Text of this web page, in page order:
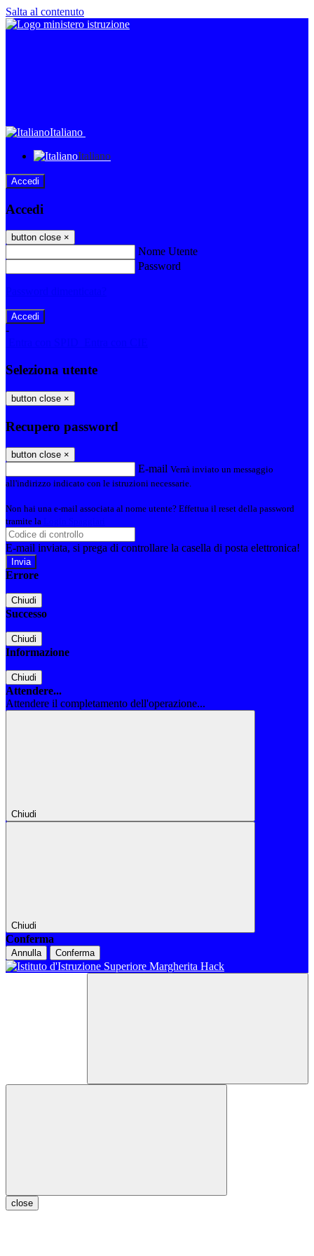
Salta al contenuto
Italiano
Italiano
Accedi
Accedi
button close ×
Nome Utente
Password
-
Seleziona utente
button close ×
Recupero password
button close ×
E-mail Verrà inviato un messaggio
all'indirizzo indicato con le istruzioni necessarie.
Non hai una e-mail associata al nome utente? Effettua il reset della password
tramite la
E-mail inviata, si prega di controllare la casella di posta elettronica!
Errore
Chiudi
Successo
Chiudi
Informazione
Chiudi
Attendere...
Attendere il completamento dell'operazione...
Chiudi
Chiudi
Conferma
Annulla Conferma
close